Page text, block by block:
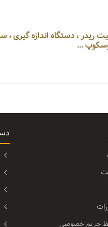
ریدر ، دستگاه اندازه گیری ،
...
حریم خصوصی